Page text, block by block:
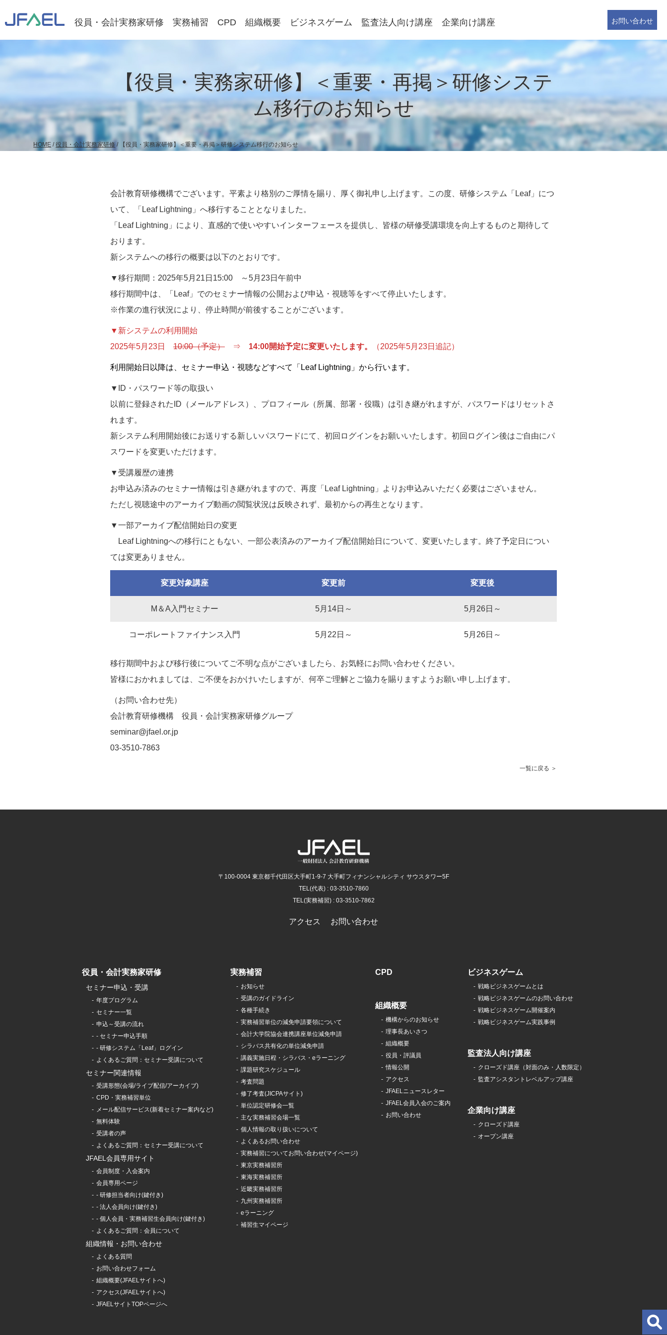
お問い合わせ
役員・会計実務家研修 実務補習 CPD 組織概要 ビジネスゲーム 監査法人向け講座 企業向け講座
【役員・実務家研修】＜重要・再掲＞研修システ
ム移行のお知らせ
HOME /役員・会計実務家研修 / 【役員・実務家研修】＜重要・再掲＞研修システム移行のお知らせ
会計教育研修機構でございます。平素より格別のご厚情を賜り、厚く御礼申し上げます。この度、研修システム「Leaf」につ
いて、「Leaf Lightning」へ移行することとなりました。
「Leaf Lightning」により、直感的で使いやすいインターフェースを提供し、皆様の研修受講環境を向上するものと期待して
おります。
新システムへの移行の概要は以下のとおりです。
▼移行期間：2025年5月21日15:00 ～5月23日午前中
移行期間中は、「Leaf」でのセミナー情報の公開および申込・視聴等をすべて停止いたします。
※作業の進行状況により、停止時間が前後することがございます。
▼新システムの利用開始
2025年5月23日 10:00（予定） ⇒ 14:00開始予定に変更いたします。 （2025年5月23日追記）
利用開始日以降は、セミナー申込・視聴などすべて「Leaf Lightning」から行います。
▼ID・パスワード等の取扱い
以前に登録されたID（メールアドレス）、プロフィール（所属、部署・役職）は引き継がれますが、パスワードはリセットさ
れます。
新システム利用開始後にお送りする新しいパスワードにて、初回ログインをお願いいたします。初回ログイン後はご自由にパ
スワードを変更いただけます。
▼受講履歴の連携
お申込み済みのセミナー情報は引き継がれますので、再度「Leaf Lightning」よりお申込みいただく必要はございません。
ただし視聴途中のアーカイブ動画の閲覧状況は反映されず、最初からの再生となります。
▼一部アーカイブ配信開始日の変更
Leaf Lightningへの移行にともない、一部公表済みのアーカイブ配信開始日について、変更いたします。終了予定日につい
ては変更ありません。
変更対象講座 変更前 変更後
M＆A入門セミナー 5月14日～ 5月26日～
コーポレートファイナンス入門 5月22日～ 5月26日～
移行期間中および移行後についてご不明な点がございましたら、お気軽にお問い合わせください。
皆様におかれましては、ご不便をおかけいたしますが、何卒ご理解とご協力を賜りますようお願い申し上げます。
（お問い合わせ先）
会計教育研修機構 役員・会計実務家研修グループ
seminar@jfael.or.jp
03-3510-7863
一覧に戻る
〒100-0004 東京都千代田区大手町1-9-7 大手町フィナンシャルシティ サウスタワー5F
TEL(代表) : 03-3510-7860
TEL(実務補習) : 03-3510-7862
アクセス お問い合わせ
役員・会計実務家研修
セミナー申込・受講
年度プログラム
セミナー一覧
申込～受講の流れ
- セミナー申込手順
- 研修システム「Leaf」ログイン
よくあるご質問：セミナー受講について
セミナー関連情報
受講形態(会場/ライブ配信/アーカイブ)
CPD・実務補習単位
メール配信サービス(新着セミナー案内など)
無料体験
受講者の声
よくあるご質問：セミナー受講について
JFAEL会員専用サイト
会員制度・入会案内
会員専用ページ
- 研修担当者向け(鍵付き)
- 法人会員向け(鍵付き)
- 個人会員・実務補習生会員向け(鍵付き)
よくあるご質問：会員について
組織情報・お問い合わせ
よくある質問
お問い合わせフォーム
組織概要(JFAELサイトへ)
アクセス(JFAELサイトへ)
JFAELサイトTOPページへ
実務補習
お知らせ
受講のガイドライン
各種手続き
実務補習単位の減免申請要領について
会計大学院協会連携講座単位減免申請
シラバス共有化の単位減免申請
講義実施日程・シラバス・eラーニング
課題研究スケジュール
考査問題
修了考査(JICPAサイト)
単位認定研修会一覧
主な実務補習会場一覧
個人情報の取り扱いについて
よくあるお問い合わせ
実務補習についてお問い合わせ(マイページ)
東京実務補習所
東海実務補習所
近畿実務補習所
九州実務補習所
eラーニング
補習生マイページ
CPD
組織概要
機構からのお知らせ
理事長あいさつ
組織概要
役員・評議員
情報公開
アクセス
JFAELニュースレター
JFAEL会員入会のご案内
お問い合わせ
ビジネスゲーム
戦略ビジネスゲームとは
戦略ビジネスゲームのお問い合わせ
戦略ビジネスゲーム開催案内
戦略ビジネスゲーム実践事例
監査法人向け講座
クローズド講座（対面のみ・人数限定）
監査アシスタントレベルアップ講座
企業向け講座
クローズド講座
オープン講座